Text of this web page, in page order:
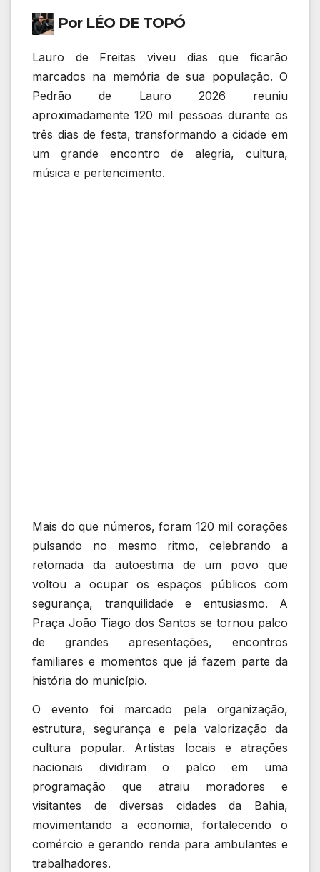
Por LÉO DE TOPÓ
Lauro de Freitas viveu dias que ficarão
marcados na memória de sua população. O
Pedrão de Lauro 2026 reuniu
aproximadamente 120 mil pessoas durante os
três dias de festa, transformando a cidade em
um grande encontro de alegria, cultura,
música e pertencimento.
Mais do que números, foram 120 mil corações
pulsando no mesmo ritmo, celebrando a
retomada da autoestima de um povo que
voltou a ocupar os espaços públicos com
segurança, tranquilidade e entusiasmo. A
Praça João Tiago dos Santos se tornou palco
de grandes apresentações, encontros
familiares e momentos que já fazem parte da
história do município.
O evento foi marcado pela organização,
estrutura, segurança e pela valorização da
cultura popular. Artistas locais e atrações
nacionais dividiram o palco em uma
programação que atraiu moradores e
visitantes de diversas cidades da Bahia,
movimentando a economia, fortalecendo o
comércio e gerando renda para ambulantes e
trabalhadores.